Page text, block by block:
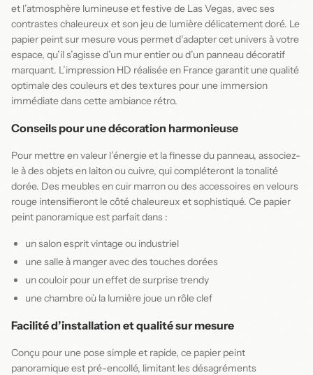
et l’atmosphère lumineuse et festive de Las Vegas, avec ses
contrastes chaleureux et son jeu de lumière délicatement doré. Le
papier peint sur mesure vous permet d’adapter cet univers à votre
espace, qu’il s’agisse d’un mur entier ou d’un panneau décoratif
marquant. L’impression HD réalisée en France garantit une qualité
optimale des couleurs et des textures pour une immersion
immédiate dans cette ambiance rétro.
Conseils pour une décoration harmonieuse
Pour mettre en valeur l’énergie et la finesse du panneau, associez-
le à des objets en laiton ou cuivre, qui compléteront la tonalité
dorée. Des meubles en cuir marron ou des accessoires en velours
rouge intensifieront le côté chaleureux et sophistiqué. Ce papier
peint panoramique est parfait dans :
un salon esprit vintage ou industriel
une salle à manger avec des touches dorées
un couloir pour un effet de surprise trendy
une chambre où la lumière joue un rôle clef
Facilité d’installation et qualité sur mesure
Conçu pour une pose simple et rapide, ce papier peint
panoramique est pré-encollé, limitant les désagréments